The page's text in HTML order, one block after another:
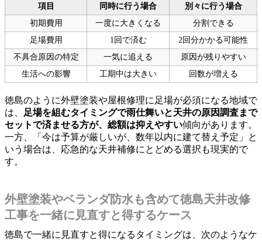
項目 同時に行う場合
別々に行う場合
初期費用
一度に大きくなる
分割できる
足場費用
1回で済む
2回分かかる可能性
不具合原因の特定
一気に追える
原因が残りやすい
生活への影響
工期中は大きい 回数が増える
徳島のように外壁塗装や屋根修理に足場が必須になる地域で
は、
足場を組むタイミングで雨仕舞いと天井の原因調査まで
セットで済ませる方が、総額は抑えやすい傾向があります。
一方、「今は予算が厳しいが、数年以内に建て替え予定」と
いう場合は、応急的な天井補修にとどめる選択も現実的で
す。
外壁塗装やベランダ防水も含めて徳島天井改修
工事を一緒に見直すと得するケース
徳島で一緒に見直すと得になるタイミングは、次のようなケ